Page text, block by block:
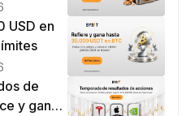
USD en
de
y gana